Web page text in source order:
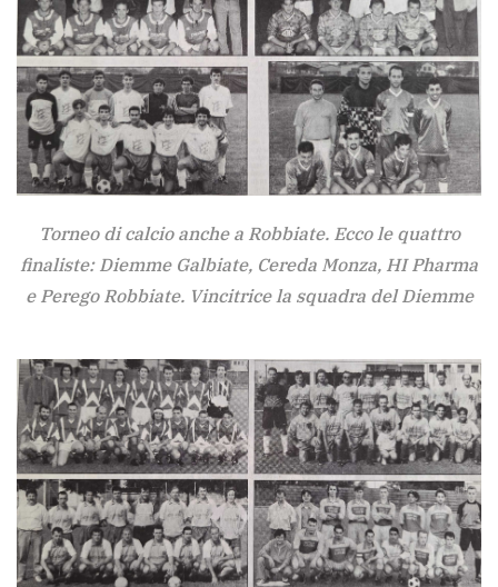
Torneo di calcio anche a Robbiate. Ecco le quattro
finaliste: Diemme Galbiate, Cereda Monza, HI Pharma
e Perego Robbiate. Vincitrice la squadra del Diemme